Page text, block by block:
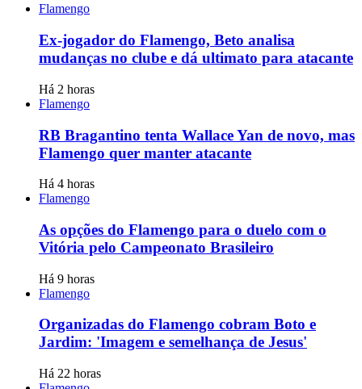
Flamengo
Ex-jogador do Flamengo, Beto analisa
mudanças no clube e dá ultimato para atacante
Há 2 horas
Flamengo
RB Bragantino tenta Wallace Yan de novo, mas
Flamengo quer manter atacante
Há 4 horas
Flamengo
As opções do Flamengo para o duelo com o
Vitória pelo Campeonato Brasileiro
Há 9 horas
Flamengo
Organizadas do Flamengo cobram Boto e
Jardim: 'Imagem e semelhança de Jesus'
Há 22 horas